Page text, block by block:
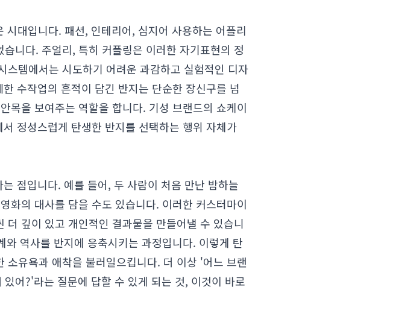
대입니다. 패션, 인테리어, 심지어 사용하는 어플리
니다. 주얼리, 특히 커플링은 이러한 자기표현의 정
템에서는 시도하기 어려운 과감하고 실험적인 디자
수작업의 흔적이 담긴 반지는 단순한 장신구를 넘
목을 보여주는 역할을 합니다. 기성 브랜드의 쇼케이
정성스럽게 탄생한 반지를 선택하는 행위 자체가
점입니다. 예를 들어, 두 사람이 처음 만난 밤하늘
화의 대사를 담을 수도 있습니다. 이러한 커스터마이
깊이 있고 개인적인 결과물을 만들어낼 수 있습니
역사를 반지에 응축시키는 과정입니다. 이렇게 탄
소유욕과 애착을 불러일으킵니다. 더 이상 '어느 브랜
어?'라는 질문에 답할 수 있게 되는 것, 이것이 바로